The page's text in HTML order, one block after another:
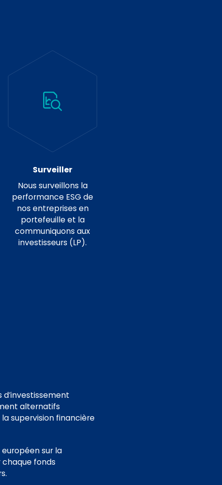
Surveiller
Nous surveillons la
performance ESG de
nos entreprises en
portefeuille et la
communiquons aux
investisseurs (LP).
alternatifs
la supervision financière
sur la
chaque fonds